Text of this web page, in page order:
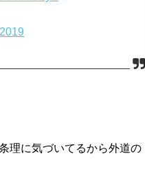
理に気づいてるから外道の